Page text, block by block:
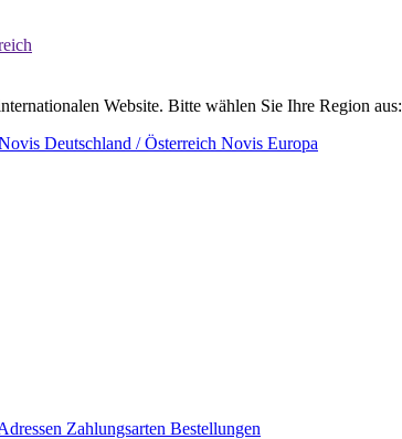
Website. Bitte wählen Sie Ihre Region aus:
Deutschland / Österreich Novis Europa
Zahlungsarten Bestellungen